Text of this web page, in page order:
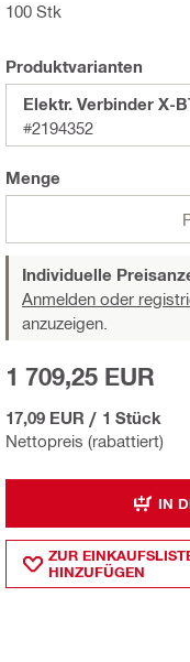
100 Stk
Produktvarianten
Elektr. Verbinder X-
#2194352
Menge
Individuelle
Anmelden oder
anzuzeigen.
Nettopreis (rabattiert)
1 709,25 EUR
17,09 EUR / 1 Stück
IN
ZUR
HINZUFÜGEN